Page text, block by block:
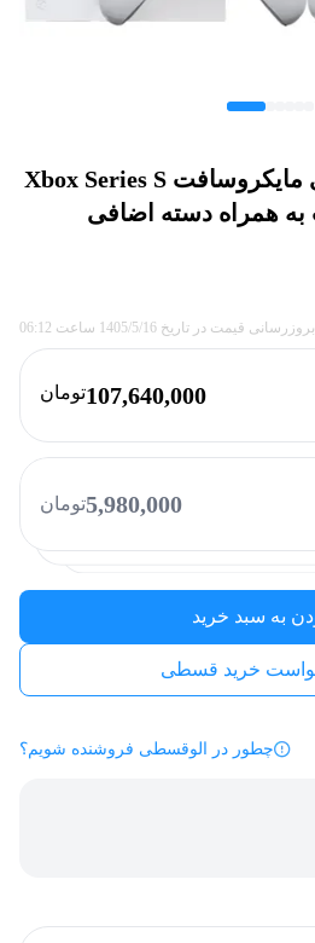
مجموعه کنسول بازی مایکروسافت Xbox Series S
بروزرسانی قیمت در تاریخ 1405/5/16 ساعت 06:12
107,640,000تومان
5,980,000تومان
پرداخت کنید؟
به سبد خرید
خرید قسطی
چطور در الوقسطی فروشنده شویم؟